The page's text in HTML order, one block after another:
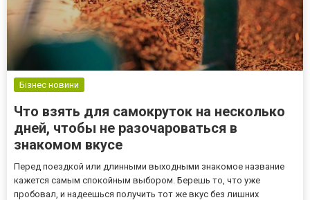
Бізнес новини
Что взять для самокруток на несколько
дней, чтобы не разочароваться в
знакомом вкусе
Перед поездкой или длинными выходными знакомое название
кажется самым спокойным выбором. Берешь то, что уже
пробовал, и надеешься получить тот же вкус без лишних